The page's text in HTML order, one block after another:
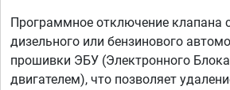
Программное отключение клапана
дизельного или бензинового
прошивки ЭБУ (Электронного
двигателем), что позволяет